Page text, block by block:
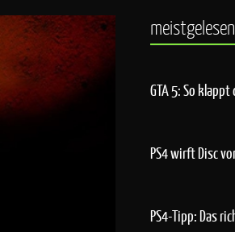
GTA 5: So
PS4 wirft Disc
PS4-Tipp: Das